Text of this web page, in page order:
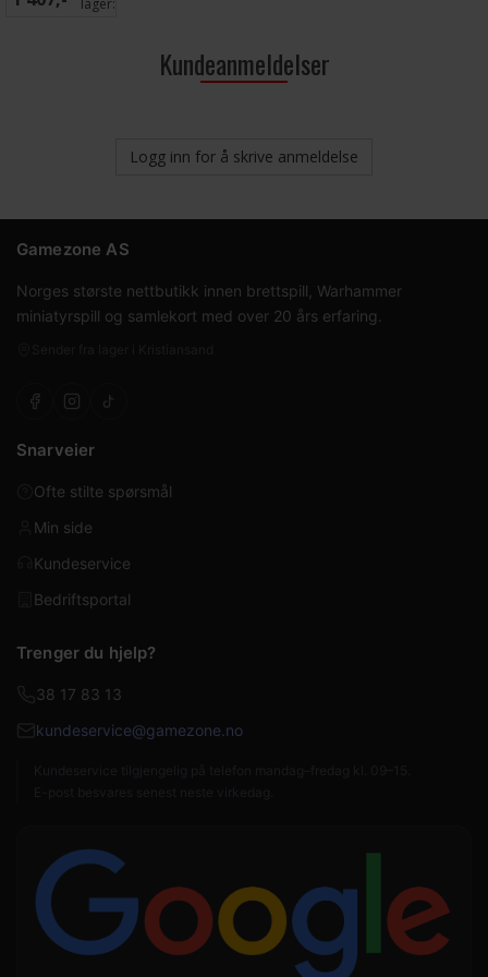
lager:
Kundeanmeldelser
Logg inn for å skrive anmeldelse
Gamezone AS
Norges største nettbutikk innen brettspill, Warhammer
miniatyrspill og samlekort med over 20 års erfaring.
Snarveier
Ofte stilte spørsmål
Min side
Kundeservice
Bedriftsportal
Trenger du hjelp?
38 17 83 13
kundeservice@gamezone.no